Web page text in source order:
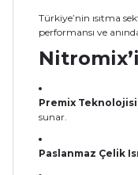
Türkiye’nin ısıtma
performansı ve
Premix Teknolojisi
sunar.
Paslanmaz Çelik